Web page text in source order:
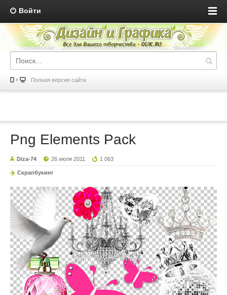
Войти
Полная версия сайта
Png Elements Pack
Diza-74 26 июля 2011 1 063
Скрапбукинг